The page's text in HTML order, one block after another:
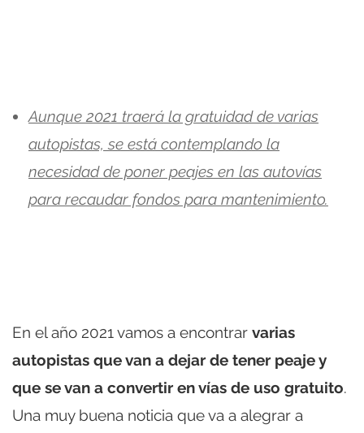
Aunque 2021 traerá la gratuidad de varias
autopistas, se está contemplando la
necesidad de poner peajes en las autovías
para recaudar fondos para mantenimiento.
En el año 2021 vamos a encontrar varias
autopistas que van a dejar de tener peaje y
que se van a convertir en vías de uso gratuito.
Una muy buena noticia que va a alegrar a